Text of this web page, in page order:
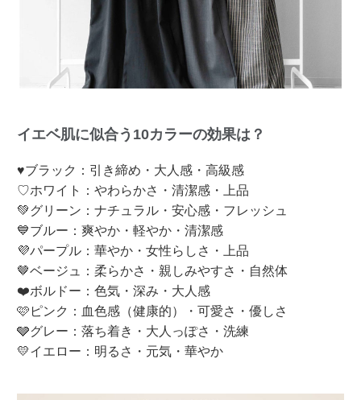
イエベ肌に似合う10カラーの効果は？
♥ブラック：引き締め・大人感・高級感
♡ホワイト：やわらかさ・清潔感・上品
💚グリーン：ナチュラル・安心感・フレッシュ
💙ブルー：爽やか・軽やか・清潔感
💜パープル：華やか・女性らしさ・上品
🤎ベージュ：柔らかさ・親しみやすさ・自然体
❤️ボルドー：色気・深み・大人感
🩷ピンク：血色感（健康的）・可愛さ・優しさ
🩶グレー：落ち着き・大人っぽさ・洗練
💛イエロー：明るさ・元気・華やか